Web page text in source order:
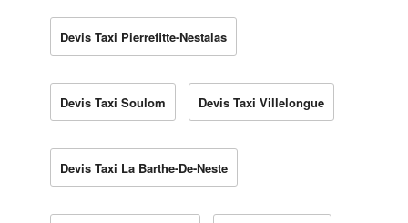
Devis Taxi Pierrefitte-Nestalas
Devis Taxi Soulom Devis Taxi Villelongue
Devis Taxi La Barthe-De-Neste